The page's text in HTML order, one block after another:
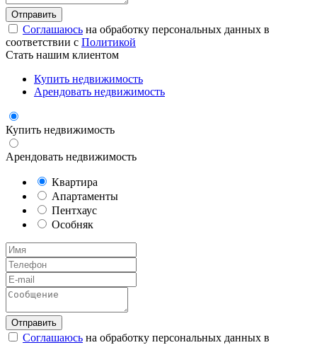
Соглашаюсь на обработку персональных данных в
соответствии с Политикой
Стать нашим клиентом
Купить недвижимость
Арендовать недвижимость
Купить недвижимость
Арендовать недвижимость
Квартира
Апартаменты
Пентхаус
Особняк
Соглашаюсь на обработку персональных данных в